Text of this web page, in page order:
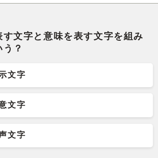
す文字と意味を表す文字を組み
？
文字
文字
文字